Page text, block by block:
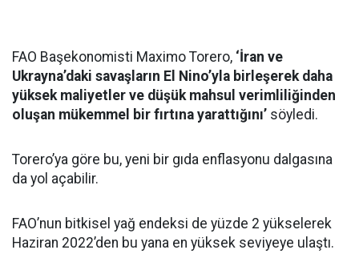
FAO Başekonomisti Maximo Torero, ‘İran ve
Ukrayna’daki savaşların El Nino’yla birleşerek daha
yüksek maliyetler ve düşük mahsul verimliliğinden
oluşan mükemmel bir fırtına yarattığını’ söyledi.
Torero’ya göre bu, yeni bir gıda enflasyonu dalgasına
da yol açabilir.
FAO’nun bitkisel yağ endeksi de yüzde 2 yükselerek
Haziran 2022’den bu yana en yüksek seviyeye ulaştı.